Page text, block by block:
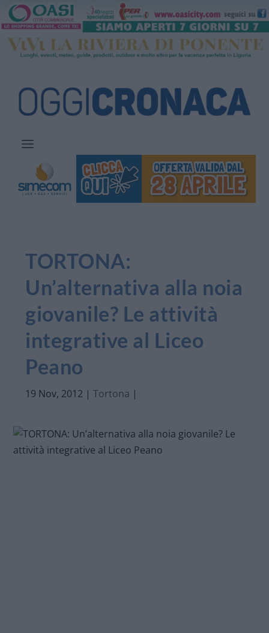
TORTONA:
Un’alternativa alla noia
giovanile? Le attività
integrative al Liceo
Peano
19 Nov, 2012 |Tortona |